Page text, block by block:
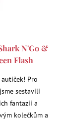
N'Go &
Flash
Pro
sestavili
fantazii a
kolečkům a